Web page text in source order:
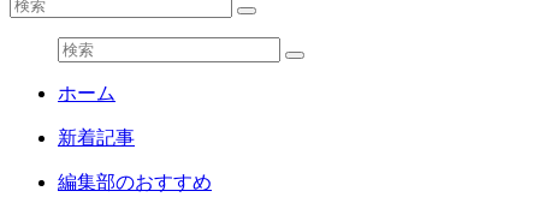
ホーム
新着記事
編集部のおすすめ